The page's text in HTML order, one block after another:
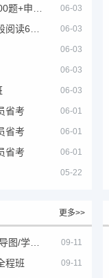
06-03
06-03
06-03
06-03
06-03
省考 06-01
省考 06-01
省考 06-01
05-22
更多>>
09-11
程班 09-11